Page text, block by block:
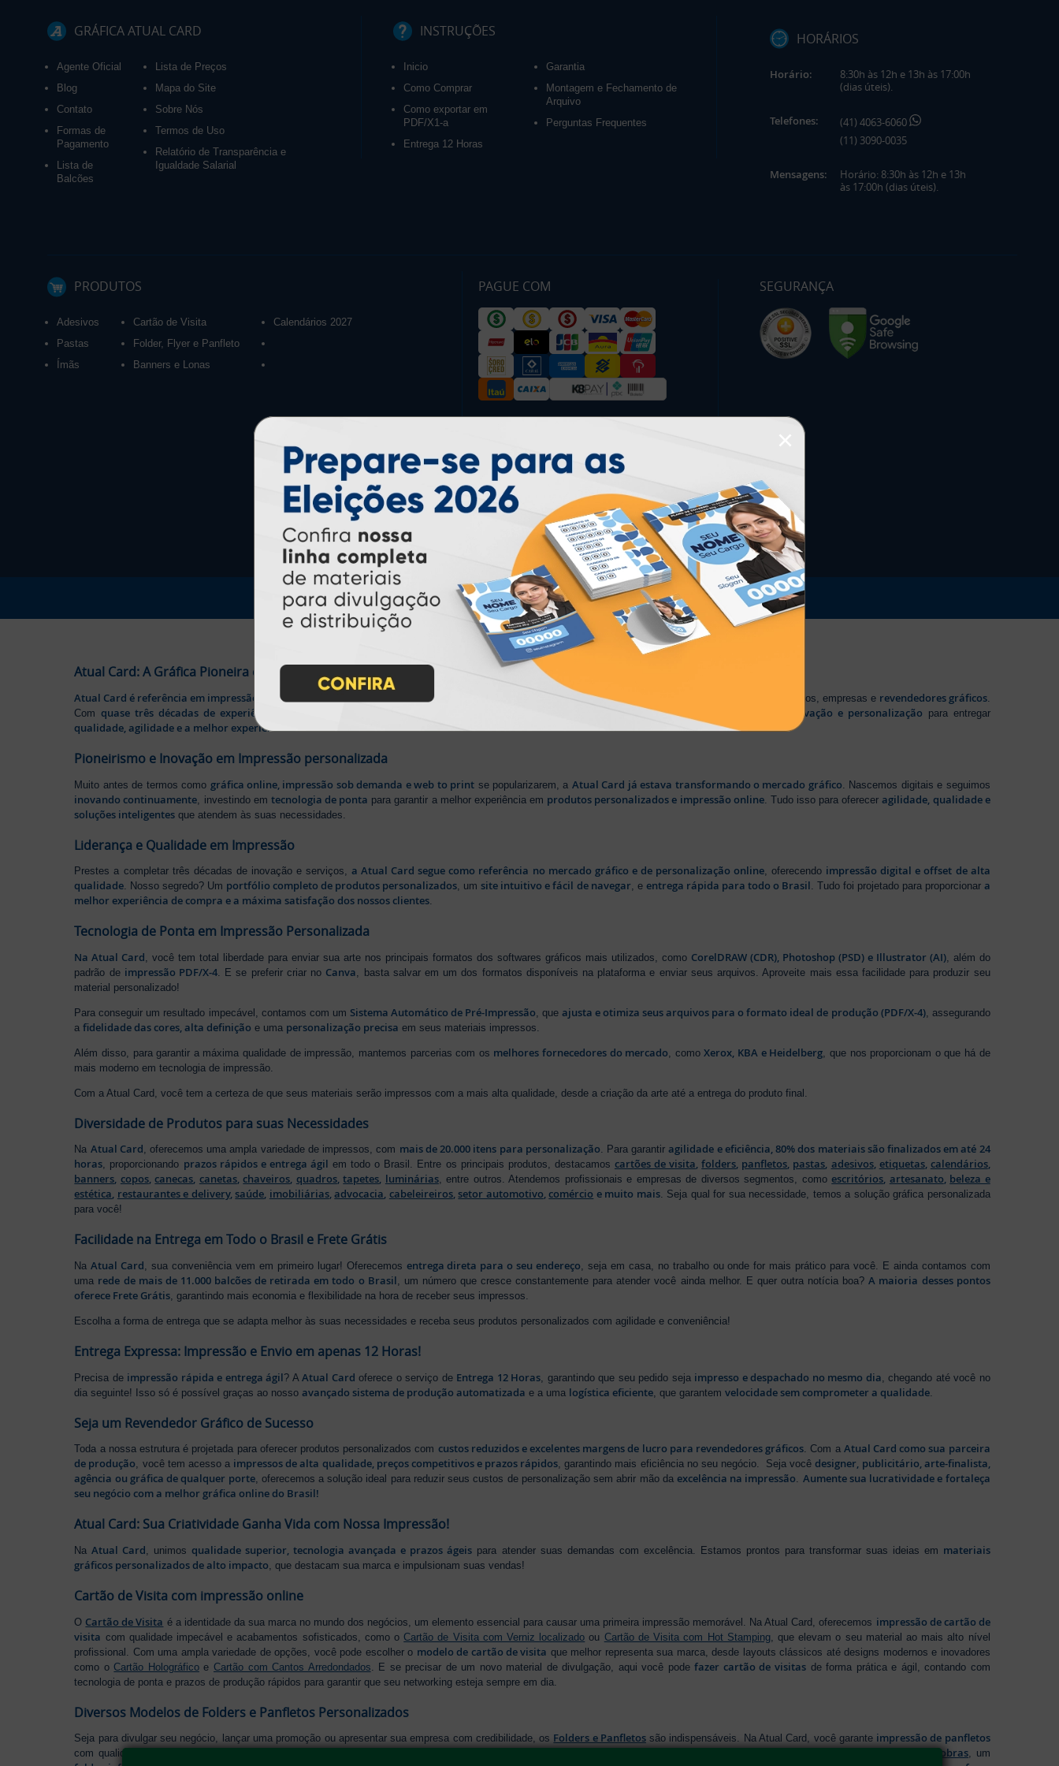
GRÁFICA ATUAL CARD
Agente Oficial
Blog
Contato
Formas de
Pagamento
Lista de
Balcões
Lista de Preços
Mapa do Site
Sobre Nós
Termos de Uso
Relatório de Transparência e
Igualdade Salarial
INSTRUÇÕES
Inicio
Como Comprar
Como exportar em
PDF/X1-a
Entrega 12 Horas
Garantia
Montagem e Fechamento de
Arquivo
Perguntas Frequentes
HORÁRIOS
Horário:
8:30h às 12h e 13h às 17:00h
(dias úteis).
Telefones:
(41) 4063-6060
(11) 3090-0035
Mensagens:
Horário: 8:30h às 12h e 13h
às 17:00h (dias úteis).
PRODUTOS
Adesivos
Pastas
Ímãs
Cartão de Visita
Folder, Flyer e Panfleto
Banners e Lonas
Calendários 2027
PAGUE COM
PARTICIPE
SEGURANÇA
IMPRA INDUSTRIA GRAFICA LTDA | CNPJ: 28.045.354/0002-52
Atual Card © 2026. Todos os direitos reservados.
Atual Card: A Gráfica Pioneira em Personalização Online
Atual Card é referência em impressão gráfica online no Brasil , oferecendo uma ampla variedade de produtos e soluções para atender profissionais autônomos, empresas e revendedores gráficos.
Comquase três décadas de experiência , investindo continuamente em tecnologia, inovação e personalização para entregar
qualidade, agilidade e a melhor experiênciaaos nossos clientes.
Pioneirismo e Inovação em Impressão personalizada
Muito antes de termos como gráfica online, impressão sob demanda e web to print se popularizarem, a Atual Card já estava transformando o mercado gráfico . Nascemos digitais e seguimos
inovando continuamente , investindo em tecnologia de ponta para garantir a melhor experiência em produtos personalizados e impressão online. Tudo isso para ofereceragilidade, qualidade e
soluções inteligentes que atendem às suas necessidades.
Liderança e Qualidade em Impressão
Prestes a completar três décadas de inovação e serviços,a Atual Card segue como referência no mercado gráfico e de personalização online, oferecendo impressão digital e offset de alta
qualidade. Nosso segredo? Um portfólio completo de produtos personalizados, um site intuitivo e fácil de navegar, e entrega rápida para todo o Brasil. Tudo foi projetado para proporcionar a
melhor experiência de compra e a máxima satisfação dos nossos clientes.
Tecnologia de Ponta em Impressão Personalizada
Na Atual Card, você tem total liberdade para enviar sua arte nos principais formatos dos softwares gráficos mais utilizados, como CorelDRAW (CDR), Photoshop (PSD) e Illustrator (AI), além do
padrão de impressão PDF/X-4. E se preferir criar no Canva, basta salvar em um dos formatos disponíveis na plataforma e enviar seus arquivos. Aproveite mais essa facilidade para produzir seu
material personalizado!
Para conseguir um resultado impecável, contamos com um Sistema Automático de Pré-Impressão , queajusta e otimiza seus arquivos para o formato ideal de produção (PDF/X-4), assegurando
afidelidade das cores, alta definição e uma personalização precisa em seus materiais impressos.
Além disso, para garantir a máxima qualidade de impressão, mantemos parcerias com os melhores fornecedores do mercado , comoXerox, KBA e Heidelberg , que nos proporcionam o que há de
mais moderno em tecnologia de impressão.
Com a Atual Card, você tem a certeza de que seus materiais serão impressos com a mais alta qualidade, desde a criação da arte até a entrega do produto final.
Diversidade de Produtos para suas Necessidades
Na Atual Card, oferecemos uma ampla variedade de impressos, com mais de 20.000 itens para personalização. Para garantiragilidade e eficiência, 80% dos materiais são finalizados em até 24
horas, proporcionando prazos rápidos e entrega ágil em todo o Brasil. Entre os principais produtos, destacamos cartões de visita,folders, panfletos, pastas, adesivos, etiquetas, calendários,
banners, copos,canecas, canetas,chaveiros, quadros,tapetes, luminárias, entre outros. Atendemos profissionais e empresas de diversos segmentos, comoescritórios, artesanato, beleza e
estética, restaurantes e delivery, saúde, imobiliárias,advocacia, cabeleireiros, setor automotivo,comércio e muito mais. Seja qual for sua necessidade, temos a solução gráfica personalizada
para você!
Facilidade na Entrega em Todo o Brasil e Frete Grátis
NaAtual Card, sua conveniência vem em primeiro lugar! Oferecemos entrega direta para o seu endereço, seja em casa, no trabalho ou onde for mais prático para você. E ainda contamos com
uma rede de mais de 11.000 balcões de retirada em todo o Brasil, um número que cresce constantemente para atender você ainda melhor. E quer outra notícia boa?A maioria desses pontos
oferece Frete Grátis, garantindo mais economia e flexibilidade na hora de receber seus impressos.
Escolha a forma de entrega que se adapta melhor às suas necessidades e receba seus produtos personalizados com agilidade e conveniência!
Entrega Expressa: Impressão e Envio em apenas 12 Horas!
Precisa de impressão rápida e entrega ágil? AAtual Card oferece o serviço de Entrega 12 Horas , garantindo que seu pedido seja impresso e despachado no mesmo dia , chegando até você no
dia seguinte! Isso só é possível graças ao nossoavançado sistema de produção automatizada e a uma logística eficiente , que garantemvelocidade sem comprometer a qualidade
Seja um Revendedor Gráfico de Sucesso
Toda a nossa estrutura é projetada para oferecer produtos personalizados com custos reduzidos e excelentes margens de lucro para revendedores gráficos. Com a Atual Card como sua parceira
de produção, você tem acesso a impressos de alta qualidade, preços competitivos e prazos rápidos, garantindo mais eficiência no seu negócio. Seja vocêdesigner, publicitário, arte-finalista,
agência ou gráfica de qualquer porte, oferecemos a solução ideal para reduzir seus custos de personalização sem abrir mão daexcelência na impressão. Aumente sua lucratividade e fortaleça
seu negócio com a melhor gráfica online do Brasil!
Atual Card: Sua Criatividade Ganha Vida com Nossa Impressão!
NaAtual Card, unimosqualidade superior, tecnologia avançada e prazos ágeis para atender suas demandas com excelência. Estamos prontos para transformar suas ideias em materiais
gráficos personalizados de alto impacto, que destacam sua marca e impulsionam suas vendas!
Cartão de Visita com impressão online
O Cartão de Visita é a identidade da sua marca no mundo dos negócios, um elemento essencial para causar uma primeira impressão memorável. Na Atual Card, oferecemos impressão de cartão de
visita com qualidade impecável e acabamentos sofisticados, como oCartão de Visita com Verniz localizado ou Cartão de Visita com Hot Stamping, que elevam o seu material ao mais alto nível
profissional. Com uma ampla variedade de opções, você pode escolher o modelo de cartão de visita que melhor representa sua marca, desde layouts clássicos até designs modernos e inovadores
como oCartão Holográficoe Cartão com Cantos Arredondados . E se precisar de um novo material de divulgação, aqui você podefazer cartão de visitasde forma prática e ágil, contando com
tecnologia de ponta e prazos de produção rápidos para garantir que seu networking esteja sempre em dia.
Diversos Modelos de Folders e Panfletos Personalizados
Seja para divulgar seu negócio, lançar uma promoção ou apresentar sua empresa com credibilidade, os Folders e Panfletossão indispensáveis. Na Atual Card, você garante impressão de panfletos
com qualidade excepcional, cortes precisos e acabamentos diferenciados para destacar sua mensagem. Temos o folder 2 dobras, um